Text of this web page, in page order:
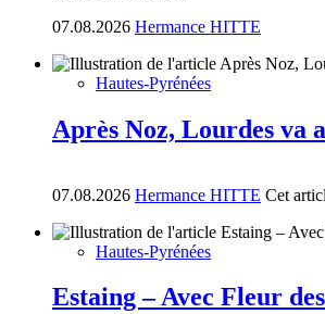
07.08.2026 Hermance HITTE
Hautes-Pyrénées
Après Noz, Lourdes va
07.08.2026 Hermance HITTE Cet
Hautes-Pyrénées
Estaing – Avec Fleur